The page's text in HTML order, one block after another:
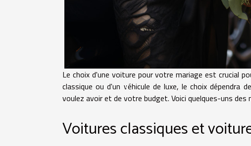
Le choix d'une voiture pour votre mariage est crucial
classique ou d'un véhicule de luxe, le choix dépendra
voulez avoir et de votre budget. Voici quelques-uns
Voitures classiques et